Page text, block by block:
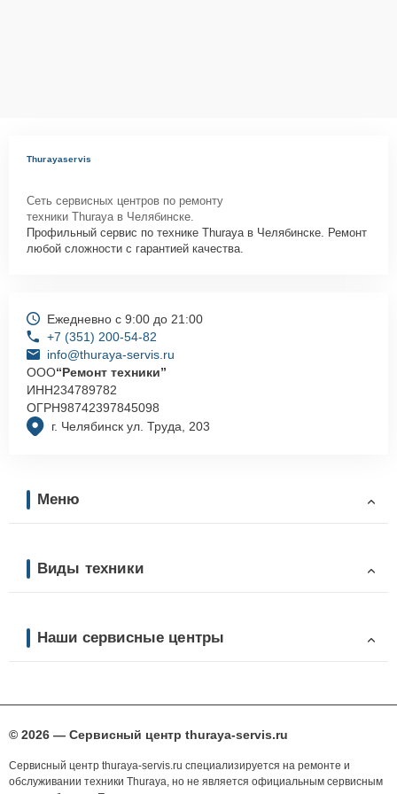
Thurayaservis
Сеть сервисных центров по ремонту
техники Thuraya в Челябинске.
Профильный сервис по технике Thuraya в Челябинске. Ремонт
любой сложности с гарантией качества.
г. Челябинск ул. Труда, 203
Ежедневно с 9:00 до 21:00
+7 (351) 200-54-82
info@thuraya-servis.ru
ООО“Ремонт техники”
ИНН234789782
ОГРН98742397845098
Меню
Виды техники
Наши сервисные центры
© 2026 — Сервисный центр thuraya-servis.ru
Сервисный центр thuraya-servis.ru специализируется на ремонте и
обслуживании техники Thuraya, но не является официальным сервисным